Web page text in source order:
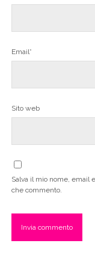
Email*
Sito web
Salva il mio nome, email
che commento.